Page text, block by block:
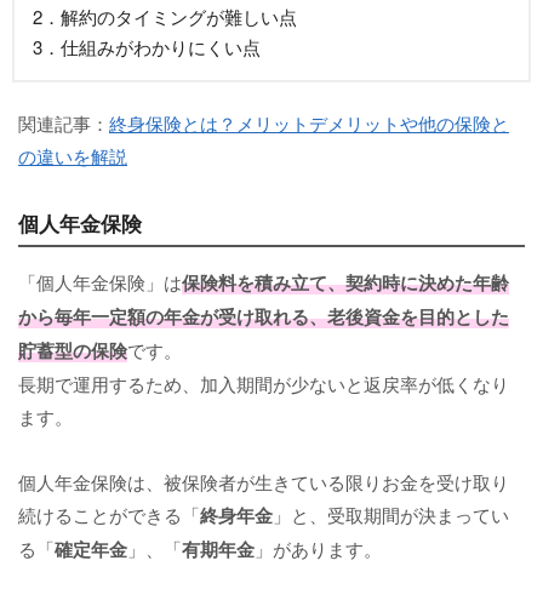
2．解約のタイミングが難しい点
3．仕組みがわかりにくい点
関連記事： 終身保険とは？メリットデメリットや他の保険と
の違いを解説
個人年金保険
「個人年金保険」は保険料を積み立て、契約時に決めた年齢
から毎年一定額の年金が受け取れる、老後資金を目的とした
貯蓄型の保険です。
長期で運用するため、加入期間が少ないと返戻率が低くなり
ます。
個人年金保険は、被保険者が生きている限りお金を受け取り
続けることができる「終身年金 」と、受取期間が決まってい
る「確定年金 」、「有期年金 」があります。